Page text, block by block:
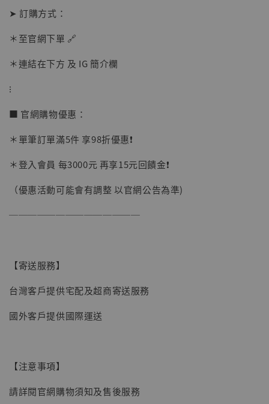
➤ 訂購方式：
＊至官網下單 🔗
＊連結在下方 及 IG 簡介欄
⁝
■ 官網購物優惠：
＊單筆訂單滿5件 享98折優惠❗️
＊登入會員 每3000元 再享15元回饋金❗️
（優惠活動可能會有調整 以官網公告為準)
──────────────
【寄送服務】
台灣客戶提供宅配及超商寄送服務
國外客戶提供國際運送
【注意事項】
請詳閱官網購物須知及售後服務